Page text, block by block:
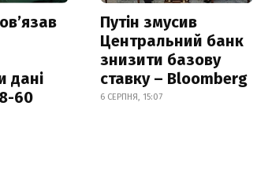
дані
60
Путін змусив
Центральний банк
знизити базову
ставку – Bloomberg
6 СЕРПНЯ, 15:07